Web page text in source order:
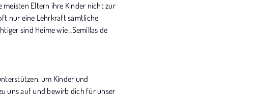
Eltern ihre Kinder nicht zur
nur eine Lehrkraft sämtliche
sind Heime wie „Semillas de
um Kinder und
uns auf und bewirb dich für unser